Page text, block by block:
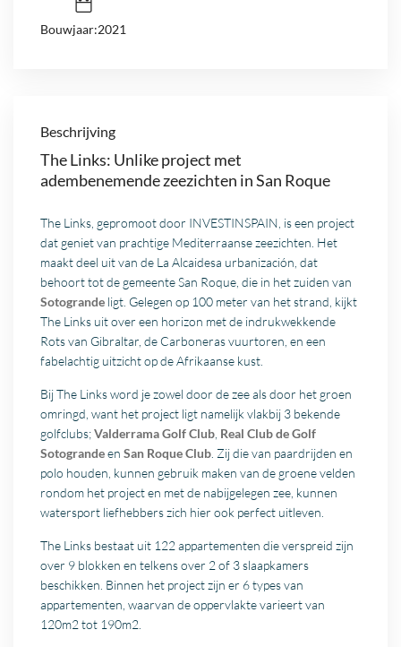
Bouwjaar:2021
Beschrijving
The Links: Unlike project met
adembenemende zeezichten in San Roque
The Links, gepromoot door INVESTINSPAIN, is een project
dat geniet van prachtige Mediterraanse zeezichten. Het
maakt deel uit van de La Alcaidesa urbanización, dat
behoort tot de gemeente San Roque, die in het zuiden van
Sotogrande ligt. Gelegen op 100 meter van het strand, kijkt
The Links uit over een horizon met de indrukwekkende
Rots van Gibraltar, de Carboneras vuurtoren, en een
fabelachtig uitzicht op de Afrikaanse kust.
Bij The Links word je zowel door de zee als door het groen
omringd, want het project ligt namelijk vlakbij 3 bekende
golfclubs;Valderrama Golf Club Real Club de Golf
SotograndeenSan Roque Club . Zij die van paardrijden en
polo houden, kunnen gebruik maken van de groene velden
rondom het project en met de nabijgelegen zee, kunnen
watersport liefhebbers zich hier ook perfect uitleven.
The Links bestaat uit 122 appartementen die verspreid zijn
over 9 blokken en telkens over 2 of 3 slaapkamers
beschikken. Binnen het project zijn er 6 types van
appartementen, waarvan de oppervlakte varieert van
120m2 tot 190m2.